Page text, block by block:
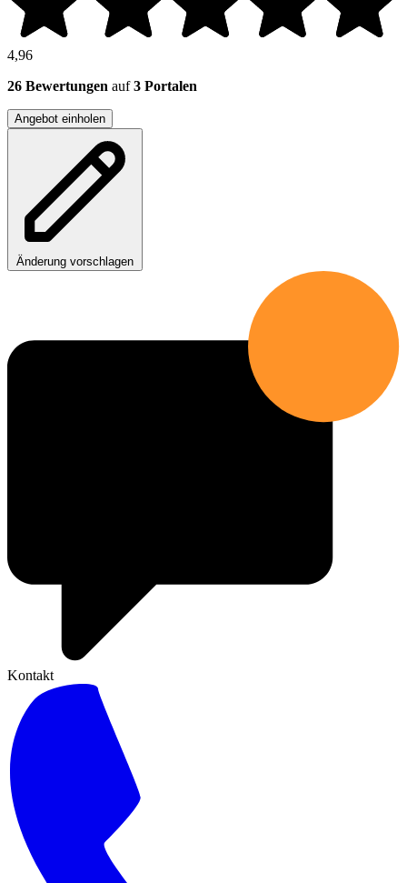
4,96
26 Bewertungen auf3 Portalen
Angebot einholen
Änderung vorschlagen
Kontakt